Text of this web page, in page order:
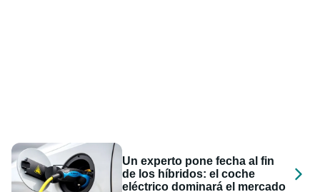
Un experto pone fecha al fin
de los híbridos: el coche
eléctrico dominará el mercado